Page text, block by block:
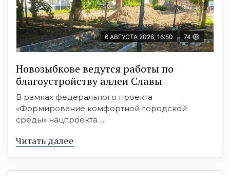
6 АВГУСТА 2026, 16:50 74
Новозыбкове ведутся работы по
благоустройству аллеи Славы
В рамках федерального проекта
«Формирование комфортной городской
среды» нацпроекта ...
Читать далее